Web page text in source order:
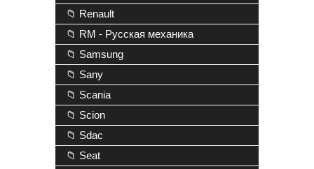
📁 Renault
📁 RM - Русская механика
📁 Samsung
📁 Sany
📁 Scania
📁 Scion
📁 Sdac
📁 Seat